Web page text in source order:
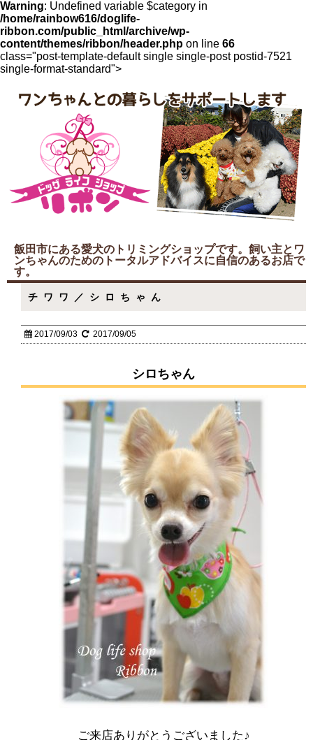
Warning: Undefined variable $category in
/home/rainbow616/doglife-
ribbon.com/public_html/archive/wp-
content/themes/ribbon/header.php on line 66
class="post-template-default single single-post postid-7521
single-format-standard">
飯田市にある愛犬のトリミングショップです。飼い主とワ
ンちゃんのためのトータルアドバイスに自信のあるお店で
す。
チワワ／シロちゃん
2017/09/03 2017/09/05
シロちゃん
ご来店ありがとうございました♪